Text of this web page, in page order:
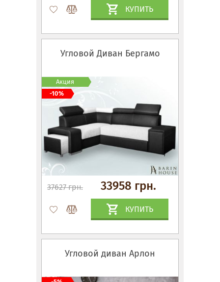
КУПИТЬ
Угловой Диван Бергамо
37627 грн. 33958 грн.
КУПИТЬ
Акция
-10%
Угловой диван Арлон